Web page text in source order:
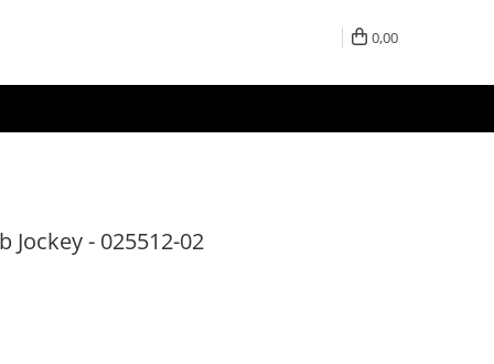
0,00
Jockey - 025512-02